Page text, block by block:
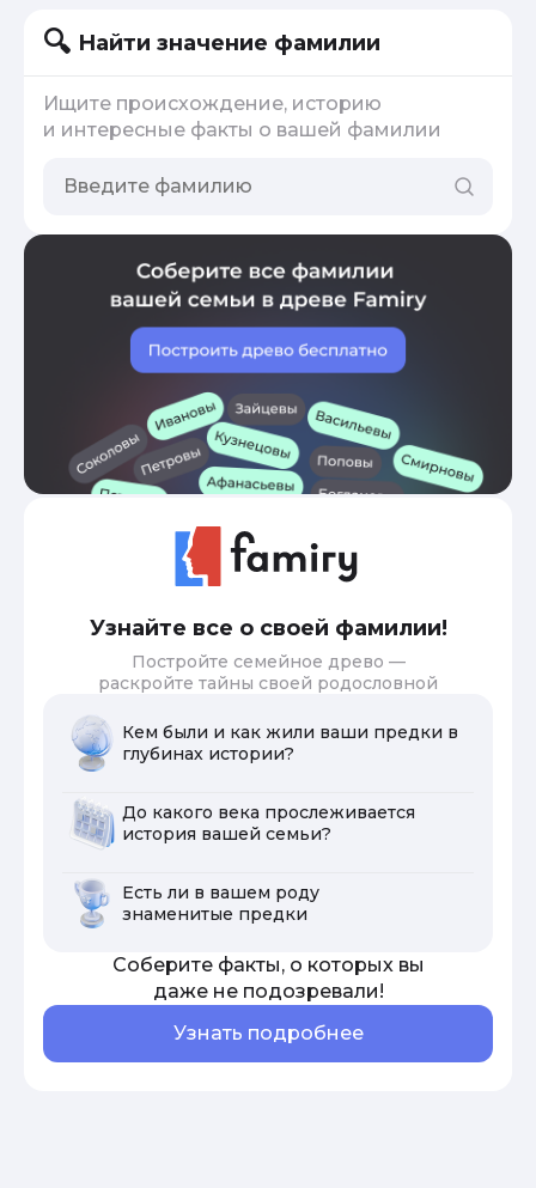
Найти значение фамилии
Ищите происхождение, историю
и интересные факты о вашей фамилии
Узнайте все о своей фамилии!
Постройте семейное древо —
раскройте тайны своей родословной
Кем были и как жили ваши предки в
глубинах истории?
До какого века прослеживается
история вашей семьи?
Есть ли в вашем роду
знаменитые предки
Соберите факты, о которых вы
даже не подозревали!
Узнать подробнее